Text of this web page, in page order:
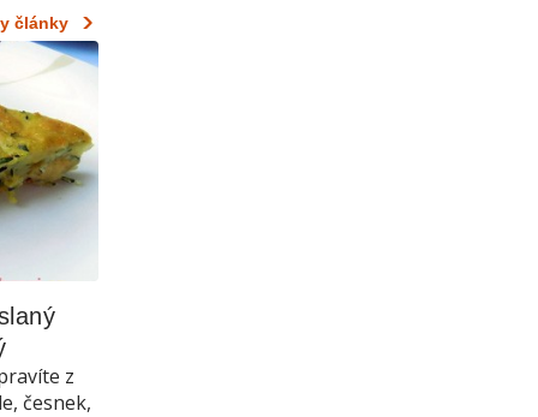
články
z
česnek,